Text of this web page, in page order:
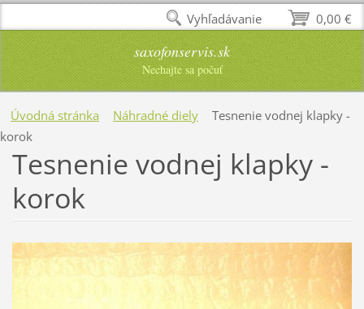
saxofonservis.sk
Nechajte sa počuť
Úvodná stránka Náhradné diely
Tesnenie vodnej klapky -
korok
Tesnenie vodnej klapky -
korok
0,00 €
Vyhľadávanie